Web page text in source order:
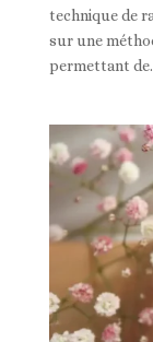
technique de
sur une
permettant